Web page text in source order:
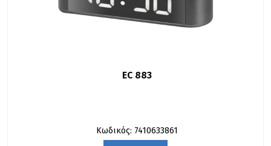
EC 883
Κωδικός: 7410633861